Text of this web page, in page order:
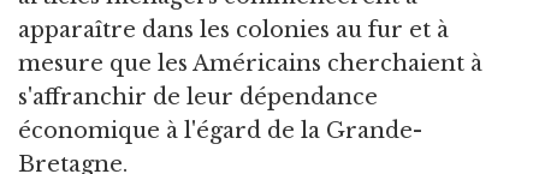
apparaître dans les colonies au fur et à
mesure que les Américains cherchaient à
s'affranchir de leur dépendance
économique à l'égard de la Grande-
Bretagne.